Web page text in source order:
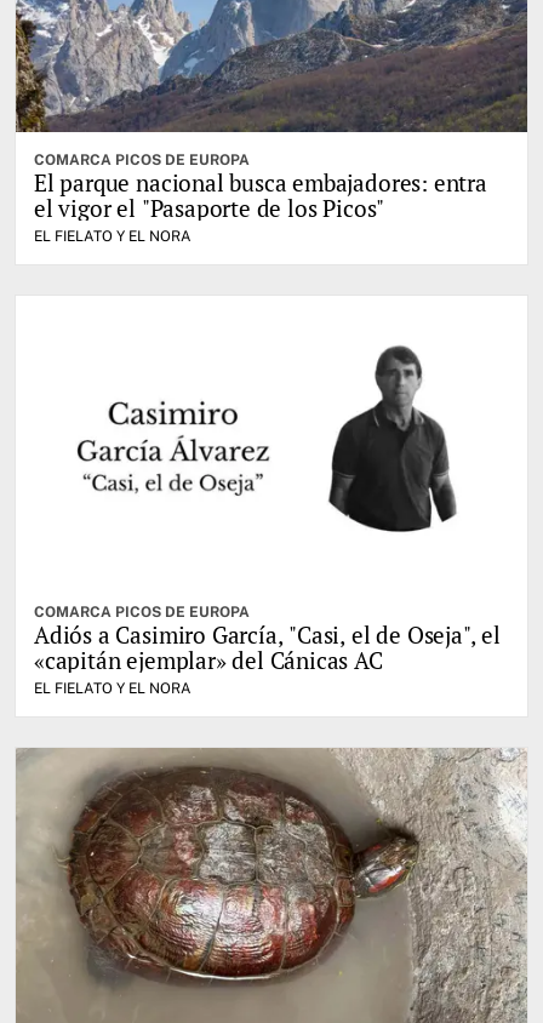
COMARCA PICOS DE EUROPA
El parque nacional busca embajadores: entra
el vigor el "Pasaporte de los Picos"
EL FIELATO Y EL NORA
COMARCA PICOS DE EUROPA
Adiós a Casimiro García, "Casi, el de Oseja", el
«capitán ejemplar» del Cánicas AC
EL FIELATO Y EL NORA